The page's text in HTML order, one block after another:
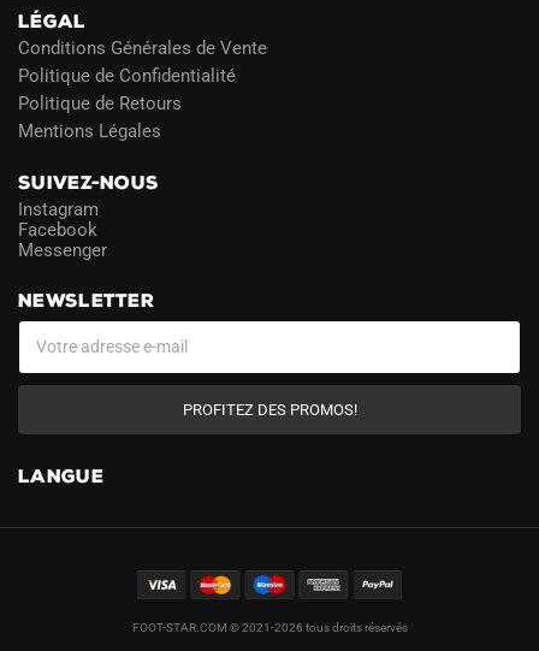
LÉGAL
Conditions Générales de Vente
Politique de Confidentialité
Politique de Retours
Mentions Légales
SUIVEZ-NOUS
Instagram
Facebook
Messenger
NEWSLETTER
PROFITEZ DES PROMOS!
LANGUE
FOOT-STAR.COM © 2021-2026 tous droits réservés